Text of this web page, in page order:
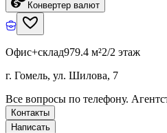
Конвертер валют
Офис+склад979.4 м²2/2 этаж
г. Гомель, ул. Шилова, 7
Все вопросы по телефону.
Контакты
Написать